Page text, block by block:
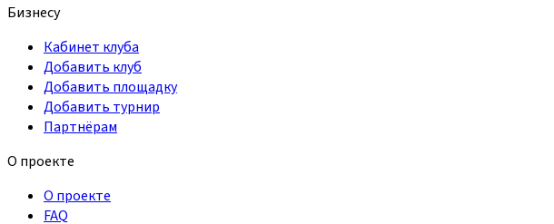
Бизнесу
Кабинет клуба
Добавить клуб
Добавить площадку
Добавить турнир
Партнёрам
О проекте
О проекте
FAQ